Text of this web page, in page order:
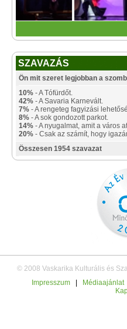
SZAVAZÁS
Ön mit szeret legjobban a
10% - A Tófürdőt.
42% - A Savaria Karnevált.
7% - A rengeteg fagyizási
8% - A sok gondozott parkot.
14% - A nyugalmat, amit a város
20% - Csak az számít, hogy
Összesen 1954 szavazat
© 2008 Vaskarika Kulturális és
Impresszum
Médiaajánlat